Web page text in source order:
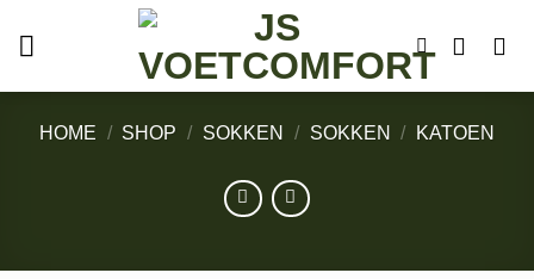
naar
HOME / SHOP / SOKKEN / SOKKEN / KATOEN